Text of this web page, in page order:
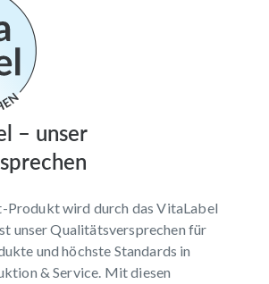
– unser
Produkt wird durch das VitaLabel
unser Qualitätsversprechen für
und höchste Standards in
& Service. Mit diesen